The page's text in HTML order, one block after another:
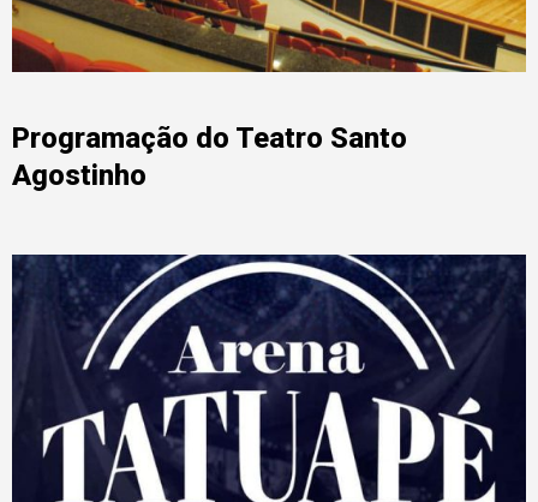
Programação do Teatro Santo
Agostinho